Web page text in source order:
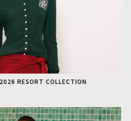
RESORT COLLECTION